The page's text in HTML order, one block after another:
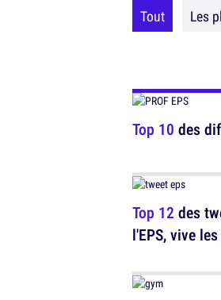
Tout Les
Top 10 des
Top 12 des
l'EPS, vive